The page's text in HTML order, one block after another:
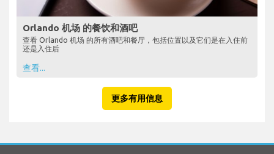
Orlando 机场 的餐饮和酒吧
查看 Orlando 机场 的所有酒吧和餐厅，包括位置以及它们是在入住前
还是入住后
查看...
更多有用信息